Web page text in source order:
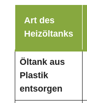
Art des
Heizöltanks
Öltank aus
Plastik
entsorgen